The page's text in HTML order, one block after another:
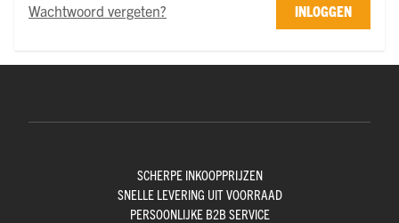
INLOGGEN
Wachtwoord vergeten?
SCHERPE INKOOPPRIJZEN
SNELLE LEVERING UIT VOORRAAD
PERSOONLIJKE B2B SERVICE